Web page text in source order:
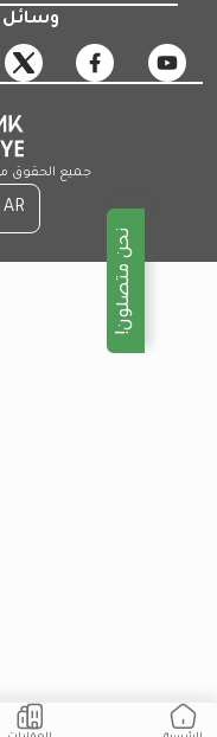
وسائل
جميع الحقوق
AR - تركيا
نحن متصلون!